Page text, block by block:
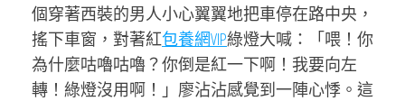
個穿著西裝的男人小心翼翼地把車停在路中央，
搖下車窗，對著紅包養網VIP綠燈大喊：「喂！你
為什麼咕嚕咕嚕？你倒是紅一下啊！我要向左
轉！綠燈沒用啊！」廖沾沾感覺到一陣心悸。這